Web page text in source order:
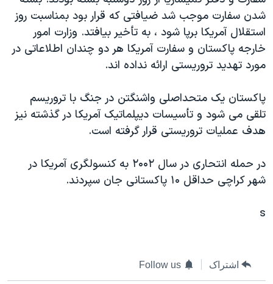
فرهنگ و زندگی
حقوق شهروندی
اقتصادی
اسرائیل در جنگ
گالری عکس
مستندها
انتخابات ریاست جمهوری آمریکا ۲۰۲۴
حمله جمهوری اسلامی به اسرائیل
ورزش زنان در ایران
اعتراضات زن، زندگی، آزادی
تریبونال مردمی آبان ۹۸
دادگاه حمید نوری
دنبال کنید
زبانهای مختلف
شدن سفارت موجب شد ضيافتی که قرار بود بمناسبت روز
استقلال آمريکا برپا شود ، به تأخير بيافتد. وزارت امور
خارجه پاکستان و سفارت آمريکا هر دو چندان اطلاعاتی در
مورد تهديد تروريستی ارائه نداده اند.
پاکستان يک متحداصلی واشنگتن در جنگ با تروريسم
تلقی می شود و تأسيسات ديپلماتيک آمريکا در گذشته نيز
هدف عمليات تروريستی قرار گرفته است.
در حمله انتحاری در سال ۲۰۰۲ به کنسولگری آمريکا در
شهر کراچی حداقل ۱۰ پاکستانی جان سپردند.
s
اشتراک Follow us